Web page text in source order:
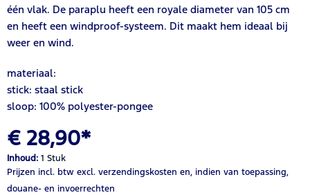
één vlak. De paraplu heeft een royale diameter van 105 cm
en heeft een windproof-systeem. Dit maakt hem ideaal bij
weer en wind.
materiaal:
stick: staal stick
sloop: 100% polyester-pongee
€ 28,90*
Inhoud: 1 Stuk
Prijzen incl. btw excl. verzendingskosten en, indien van toepassing,
douane- en invoerrechten